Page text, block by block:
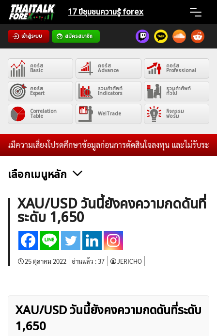
Skip
content
17 ปีชุมชนความรู้ forex
เข้าสู่ระบบ สมัครสมาชิก
Home
News
Articles
VPS Register
ค้นหา
สำหรับ:
คอร์ส
Basic
คอร์ส
Advance
คอร์ส
Professional
คอร์ส
Expert
รวมคำศัพท์
Indicators
รวมคำศัพท์
ทั่วไป
Correlation
Table WelTrade กิจกรรม
ฟอรั่ม
ความเสี่ยงโปรดศึกษาข้อมูลก่อนการตัดสินใจลงทุน และไม่รับระดมทุ
เลือกเมนูหลัก
ข่าวฟอเร็กซ์และสกุลเงิน คริปโตเคอร์เรนซี
ฟรีซิกแนล รายวัน
บทวิเคราะห์
เศรษฐกิจทั่วไป
สินค้าโภคภัณฑ์
โบรกเกอร์ FX
โปรโมชั่น Forex
กองทุน Forex
ฟรี EA
XAU/USD วันนี้ยังคงความกดดันที่
ระดับ 1,650
25 ตุลาคม 2022 อ่านแล้ว :37 JERICHO
XAU/USD วันนี้ยังคงความกดดันที่ระดับ
1,650